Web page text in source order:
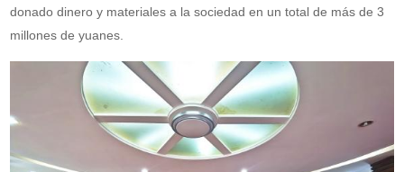
donado dinero y materiales a la sociedad en un total de más de 3
millones de yuanes.